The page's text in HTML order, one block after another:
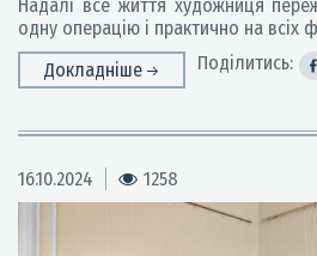
Надалі все життя художниця
одну операцію і практично на всіх
Докладніше
Поділитись:
16.10.2024 1258